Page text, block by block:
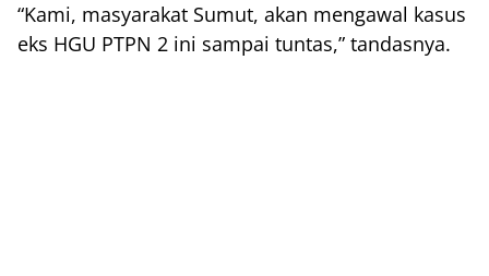
“Kami, masyarakat Sumut, akan mengawal kasus
eks HGU PTPN 2 ini sampai tuntas,” tandasnya.